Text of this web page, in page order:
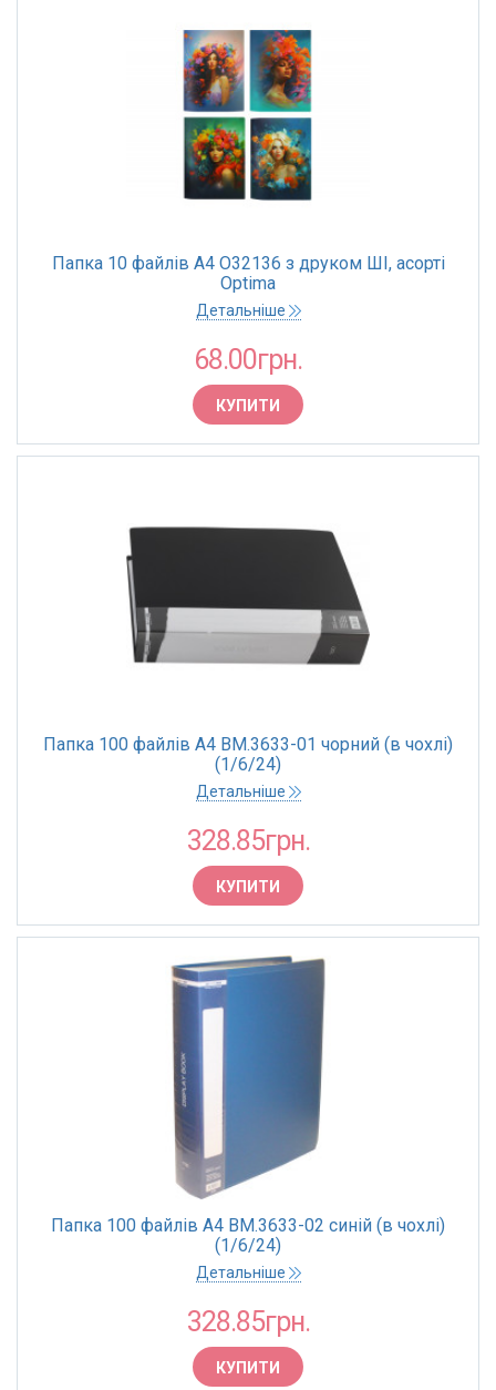
Папка 10 файлів А4 O32136 з друком ШІ, асорті
Optima
Детальніше
68.00грн.
КУПИТИ
Папка 100 файлів А4 BM.3633-01 чорний (в чохлі)
(1/6/24)
Детальніше
328.85грн.
КУПИТИ
Папка 100 файлів А4 BM.3633-02 синій (в чохлі)
(1/6/24)
Детальніше
328.85грн.
КУПИТИ